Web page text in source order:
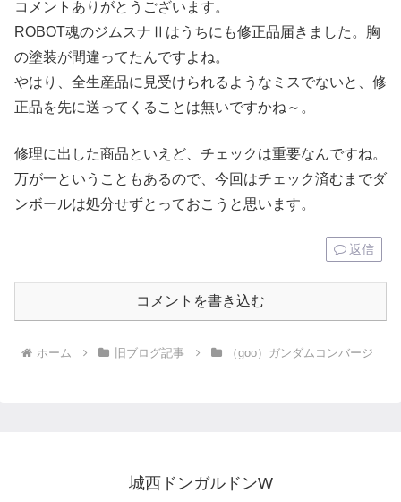
コメントありがとうございます。
ROBOT魂のジムスナⅡはうちにも修正品届きました。胸
の塗装が間違ってたんですよね。
やはり、全生産品に見受けられるようなミスでないと、修
正品を先に送ってくることは無いですかね～。
修理に出した商品といえど、チェックは重要なんですね。
万が一ということもあるので、今回はチェック済むまでダ
ンボールは処分せずとっておこうと思います。
返信
コメントを書き込む
ホーム 旧ブログ記事 （goo）ガンダムコンバージ
城西ドンガルドンW